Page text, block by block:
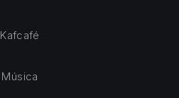
Kafcafé
Música